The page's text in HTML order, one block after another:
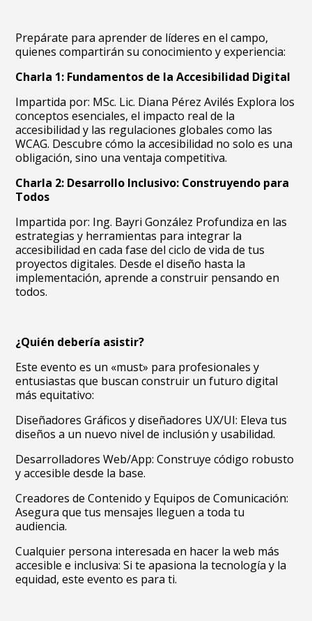
Prepárate para aprender de líderes en el campo,
quienes compartirán su conocimiento y experiencia:
Charla 1: Fundamentos de la Accesibilidad Digital
Impartida por: MSc. Lic. Diana Pérez Avilés Explora los
conceptos esenciales, el impacto real de la
accesibilidad y las regulaciones globales como las
WCAG. Descubre cómo la accesibilidad no solo es una
obligación, sino una ventaja competitiva.
Charla 2: Desarrollo Inclusivo: Construyendo para
Todos
Impartida por: Ing. Bayri González Profundiza en las
estrategias y herramientas para integrar la
accesibilidad en cada fase del ciclo de vida de tus
proyectos digitales. Desde el diseño hasta la
implementación, aprende a construir pensando en
todos.
¿Quién debería asistir?
Este evento es un «must» para profesionales y
entusiastas que buscan construir un futuro digital
más equitativo:
Diseñadores Gráficos y diseñadores UX/UI: Eleva tus
diseños a un nuevo nivel de inclusión y usabilidad.
Desarrolladores Web/App: Construye código robusto
y accesible desde la base.
Creadores de Contenido y Equipos de Comunicación:
Asegura que tus mensajes lleguen a toda tu
audiencia.
Cualquier persona interesada en hacer la web más
accesible e inclusiva: Si te apasiona la tecnología y la
equidad, este evento es para ti.